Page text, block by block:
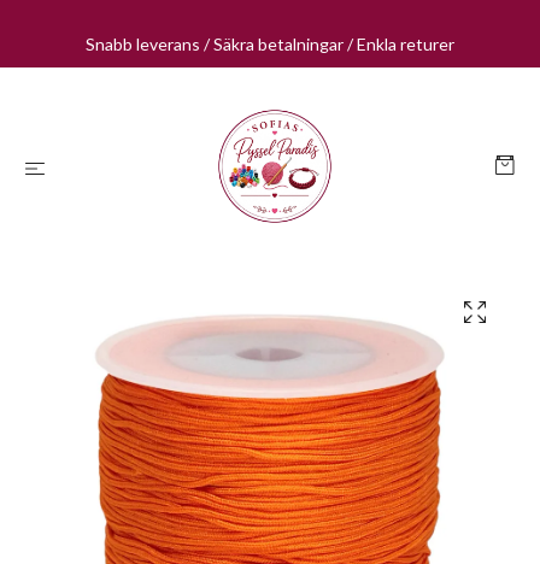
Snabb leverans / Säkra betalningar / Enkla returer